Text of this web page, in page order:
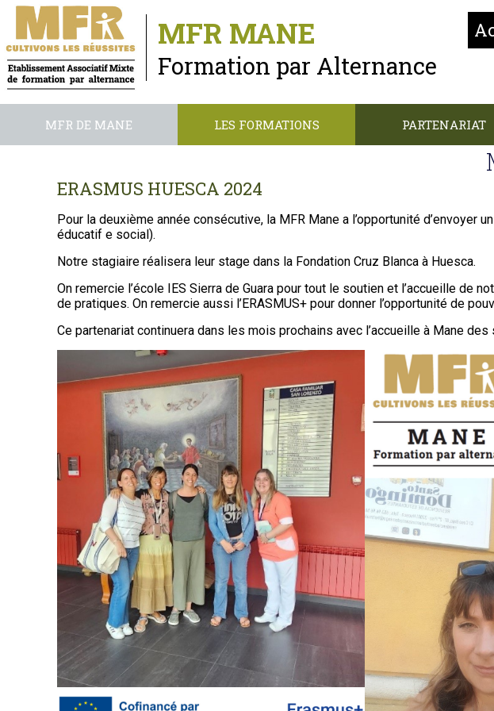
MFR MANE
Formation par Alternance
MFR DE MANE LES FORMATIONS PARTENARIAT
ERASMUS HUESCA 2024
Pour la deuxième année consécutive, la MFR Mane a l’opportunité d’envoyer
éducatif e social).
Notre stagiaire réalisera leur stage dans la Fondation Cruz Blanca à Huesca.
On remercie l’école IES Sierra de Guara pour tout le soutien et l’accueille de
de pratiques. On remercie aussi l’ERASMUS+ pour donner l’opportunité de
Ce partenariat continuera dans les mois prochains avec l’accueille à Mane des